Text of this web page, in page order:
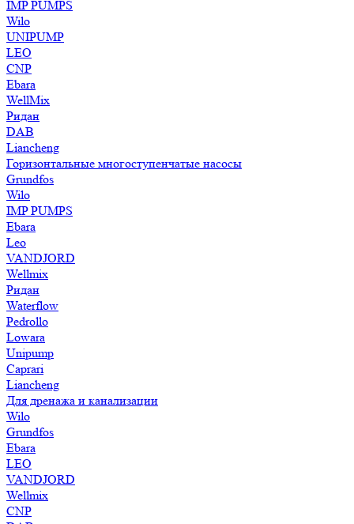
IMP PUMPS
Wilo
UNIPUMP
LEO
CNP
Ebara
WellMix
Ридан
DAB
Liancheng
Горизонтальные многоступенчатые насосы
Grundfos
Wilo
IMP PUMPS
Ebara
Leo
VANDJORD
Wellmix
Ридан
Waterflow
Pedrollo
Lowara
Unipump
Caprari
Liancheng
Для дренажа и канализации
Wilo
Grundfos
Ebara
LEO
VANDJORD
Wellmix
CNP